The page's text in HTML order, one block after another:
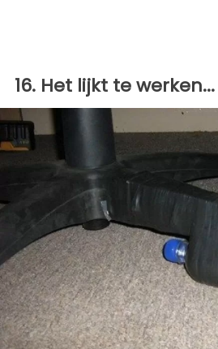
16. Het lijkt te werken...